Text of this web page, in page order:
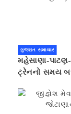
ગુજરાત સમાચાર
મહેસાણા-
ટ્રેનનો સમય